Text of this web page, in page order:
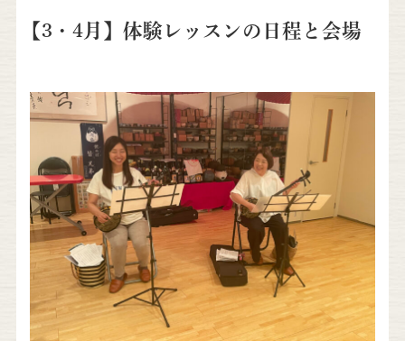
【3・4月】体験レッスンの日程と会場